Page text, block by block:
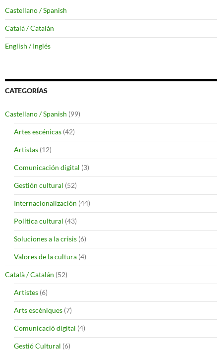
Castellano / Spanish
Català / Catalán
English / Inglés
CATEGORÍAS
Castellano / Spanish (99)
Artes escénicas (42)
Artistas (12)
Comunicación digital (3)
Gestión cultural (52)
Internacionalización (44)
Política cultural (43)
Soluciones a la crisis (6)
Valores de la cultura (4)
Català / Catalán (52)
Artistes (6)
Arts escèniques (7)
Comunicació digital (4)
Gestió Cultural (6)